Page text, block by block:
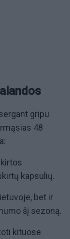
gripu
48
kapsulių.
bet ir
šį sezoną.
kituose